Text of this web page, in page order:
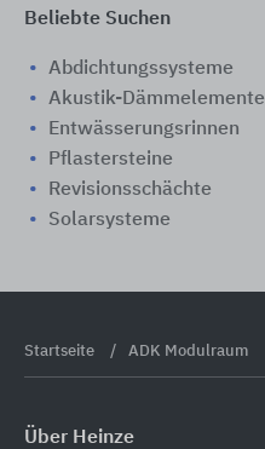
Beliebte Suchen
Abdichtungssysteme
Akustik-Dämmelemente
Entwässerungsrinnen
Pflastersteine
Revisionsschächte
Solarsysteme
Startseite ADK Modulraum
Über Heinze